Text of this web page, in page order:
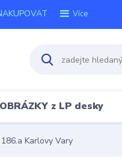
Více
OBRÁZKY z LP desky
186.a Karlovy Vary